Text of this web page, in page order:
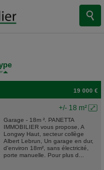
19 000 €
+/- 18 m²
Garage - 18m ². PANETTA
IMMOBILIER vous propose, A
Longwy Haut, secteur collège
Albert Lebrun, Un garage en dur,
d'environ 18m², sans électricité,
porte manuelle. Pour plus d...